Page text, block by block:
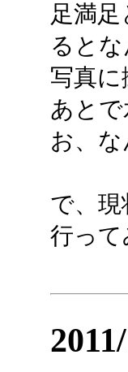
足満
ると
写真
あと
お、
で、
行っ